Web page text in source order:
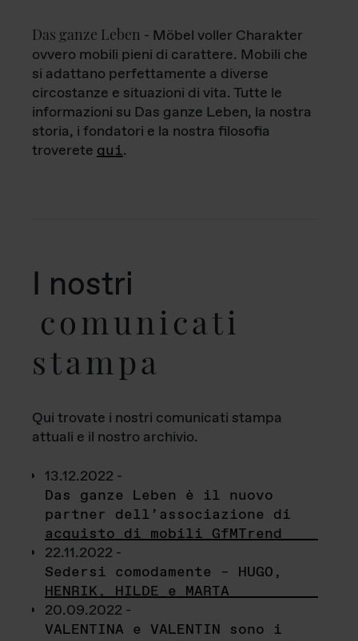
Das ganze Leben - Möbel voller Charakter
ovvero mobili pieni di carattere. Mobili che
si adattano perfettamente a diverse
circostanze e situazioni di vita. Tutte le
informazioni su Das ganze Leben, la nostra
storia, i fondatori e la nostra filosofia
troverete qui.
I nostri
comunicati
stampa
Qui trovate i nostri comunicati stampa
attuali e il nostro archivio.
13.12.2022 -
Das ganze Leben è il nuovo
partner dell’associazione di
acquisto di mobili GfMTrend
22.11.2022 -
Sedersi comodamente – HUGO,
HENRIK, HILDE e MARTA
20.09.2022 -
VALENTINA e VALENTIN sono i